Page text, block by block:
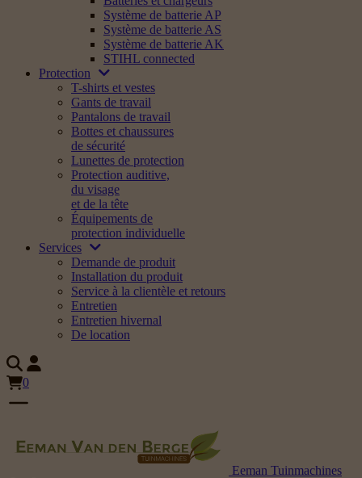
Système de batterie AP
Système de batterie AS
Système de batterie AK
STIHL connected
Protection
T-shirts et vestes
Gants de travail
Pantalons de travail
Bottes et chaussures
de sécurité
Lunettes de protection
Protection auditive,
du visage
et de la tête
Équipements de
protection individuelle
Services
Demande de produit
Installation du produit
Service à la clientèle et retours
Entretien
Entretien hivernal
De location
0
Eeman Tuinmachines